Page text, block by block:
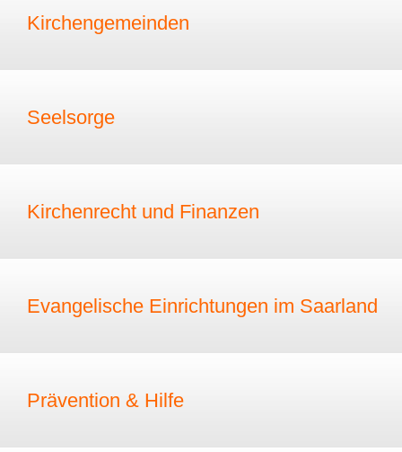
Kirchengemeinden
Seelsorge
Kirchenrecht und Finanzen
Evangelische Einrichtungen im Saarland
Prävention & Hilfe